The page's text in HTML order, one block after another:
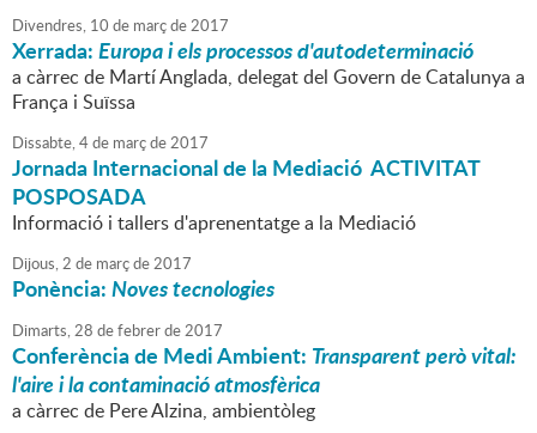
Divendres, 10 de marçde2017
Xerrada:Europa i els processos d'autodeterminació
a càrrec de Martí Anglada, delegat del Govern de Catalunya a
França i Suïssa
Dissabte,4de marçde2017
Jornada Internacional de la Mediació ACTIVITAT
POSPOSADA
Informació i tallers d'aprenentatge a la Mediació
Dijous,2 de marçde2017
Ponència:Noves tecnologies
Dimarts,28 defebrerde2017
Conferència de Medi Ambient: Transparent però vital:
l'aire i la contaminació atmosfèrica
a càrrec de Pere Alzina, ambientòleg